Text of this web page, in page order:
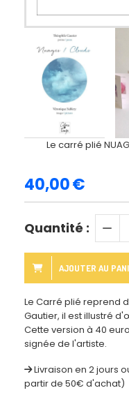
Le carré plié
40,00€
Quantité :
AJOUTER AU
Le Carré plié reprend
Gautier, il est illustré
Cette version à 40
signée de l'artiste.
Livraison en 2 jours
partir de 50€ d'achat)